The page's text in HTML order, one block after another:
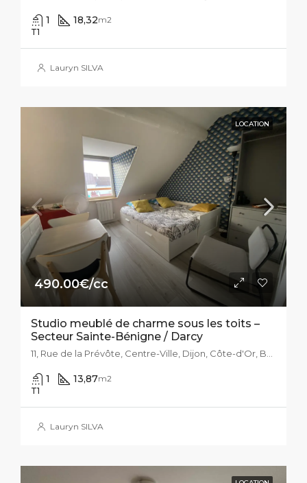
1 18,32m2
T1
Lauryn SILVA
LOCATION
490.00€/cc
Studio meublé de charme sous les toits –
Secteur Sainte-Bénigne / Darcy
1 13,87m2
T1
Lauryn SILVA